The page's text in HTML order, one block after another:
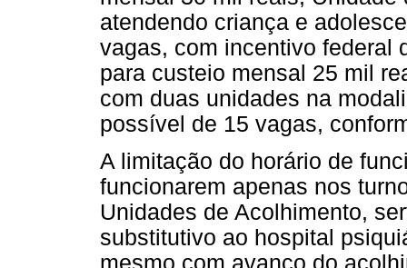
atendendo criança e
vagas, com incentivo federal
para custeio mensal 25 mil
com duas unidades na
possível de 15 vagas,
A limitação do horário de
funcionarem apenas nos
Unidades de Acolhimento,
substitutivo ao hospital
mesmo com avanço do